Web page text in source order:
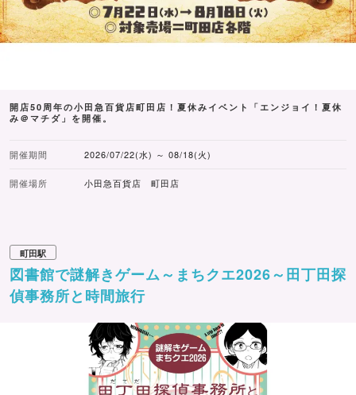
開店50周年の小田急百貨店町田店！夏休みイベント「エンジョイ！夏休
み＠マチダ」を開催。
開催期間 2026/07/22(水) ～ 08/18(火)
開催場所 小田急百貨店 町田店
町田駅
図書館で謎解きゲーム～まちクエ2026～田丁田探
偵事務所と時間旅行